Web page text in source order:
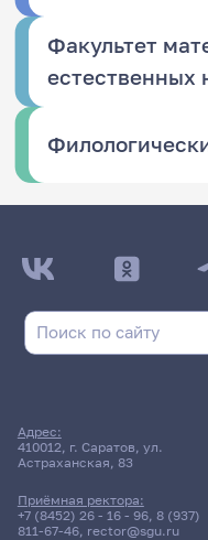
Факультет
естественных
Адрес:
410012, г. Саратов, ул.
Астраханская, 83
Приёмная ректора:
+7 (8452) 26 - 16 - 96, 8 (937)
811-67-46, rector@sgu.ru